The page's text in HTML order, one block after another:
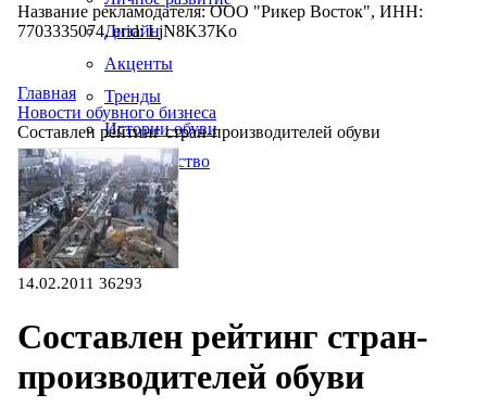
Дизайн
Акценты
Тренды
Истории обуви
Производство
Название рекламодателя: ООО "Рикер Восток", ИНН:
7703335074, erid: LjN8K37Ko
Главная
Новости обувного бизнеса
Составлен рейтинг стран-производителей обуви
14.02.2011 36293
Составлен рейтинг стран-
производителей обуви